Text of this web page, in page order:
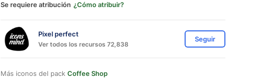
Se requiere atribución ¿Cómo atribuir?
Pixel perfect
Ver todos los recursos 72,838
Seguir
Más iconos del pack Coffee Shop